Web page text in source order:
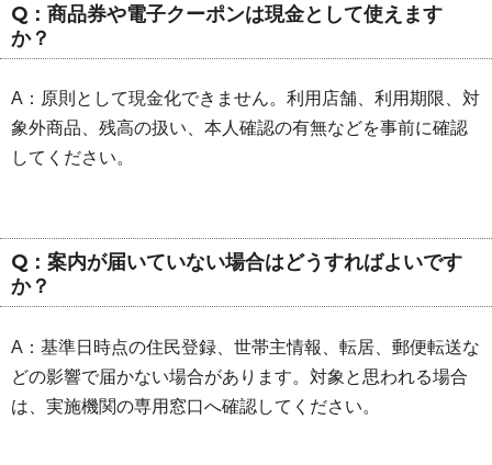
Q：商品券や電子クーポンは現金として使えます
か？
A：原則として現金化できません。利用店舗、利用期限、対
象外商品、残高の扱い、本人確認の有無などを事前に確認
してください。
Q：案内が届いていない場合はどうすればよいです
か？
A：基準日時点の住民登録、世帯主情報、転居、郵便転送な
どの影響で届かない場合があります。対象と思われる場合
は、実施機関の専用窓口へ確認してください。